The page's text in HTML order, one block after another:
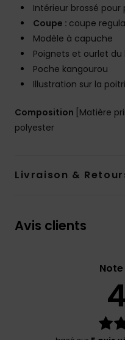
Intérieur brossé
Coupe : coupe
Modèle à capuche
Poignets et ourlet
Poche kangourou
Illustration sur la
Composition [Matière
polyester
Livraison &
Avis clients